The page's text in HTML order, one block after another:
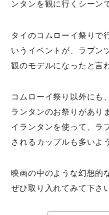
ンタンを観に行くシーン
タイのコムローイ祭りで
いうイベントが、ラプン
観のモデルになったと言
コムローイ祭り以外にも
ランタンのお祭りがあり
イランタンを使って、ラ
されるカップルも多いよ
映画の中のような幻想的
ぜひ取り入れてみて下さ